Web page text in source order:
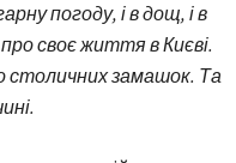
погоду, і в дощ, і в
своє життя в Києві.
столичних замашок. Та